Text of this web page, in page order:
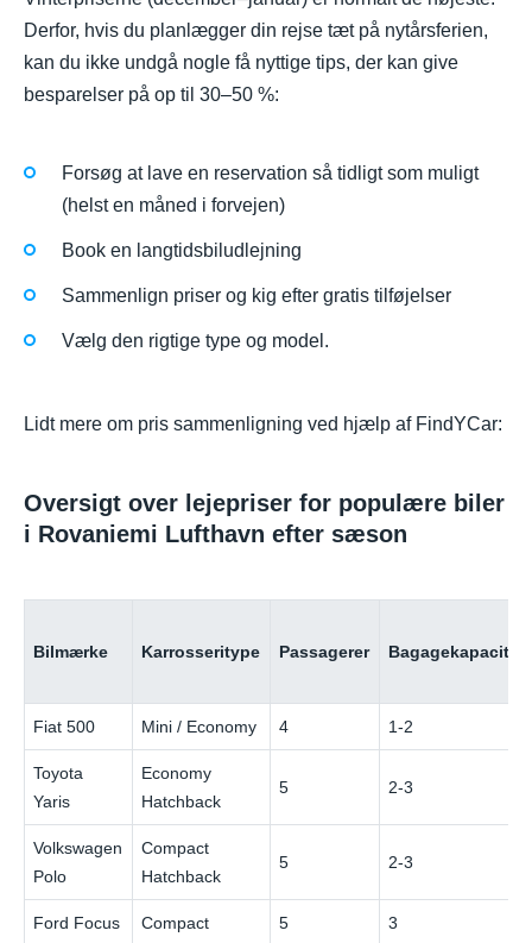
Derfor, hvis du planlægger din rejse tæt på nytårsferien,
kan du ikke undgå nogle få nyttige tips, der kan give
besparelser på op til 30–50 %:
Forsøg at lave en reservation så tidligt som muligt
(helst en måned i forvejen)
Book en langtidsbiludlejning
Sammenlign priser og kig efter gratis tilføjelser
Vælg den rigtige type og model.
Lidt mere om pris sammenligning ved hjælp af FindYCar:
Oversigt over lejepriser for populære biler
i Rovaniemi Lufthavn efter sæson
Bilmærke Karrosseritype Passagerer Bagagekapacitet
Fiat 500 Mini / Economy 4 1-2
Toyota
Yaris
Economy
Hatchback
5 2-3
Volkswagen
Polo
Compact
Hatchback
5 2-3
Ford Focus Compact 5 3